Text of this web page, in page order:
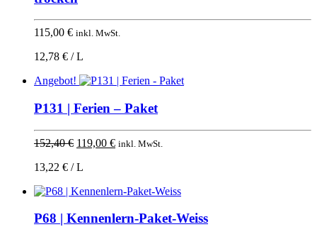
115,00 € inkl. MwSt.
12,78 € / L
Angebot!
P131 | Ferien – Paket
152,40€ Ursprünglicher
war:
119,00 €Aktueller
inkl. MwSt.
13,22 € / L
P68 | Kennenlern-Paket-Weiss